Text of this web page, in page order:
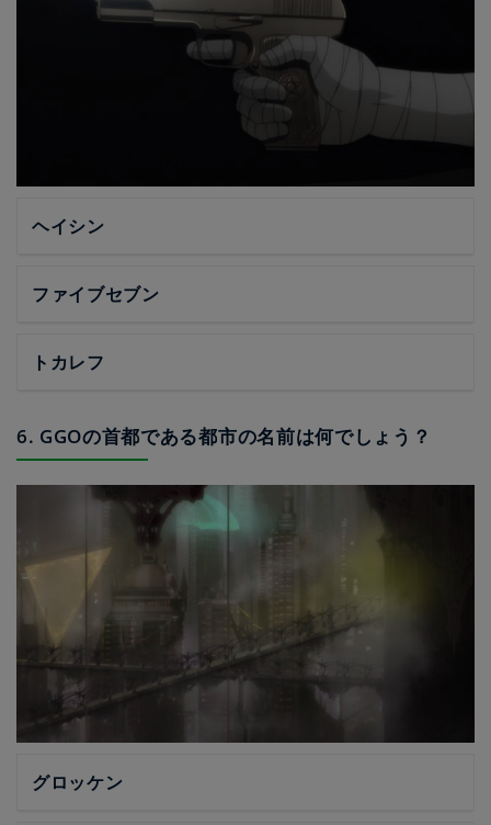
ヘイシン
ファイブセブン
トカレフ
6. GGOの首都である都市の名前は何でしょう？
グロッケン